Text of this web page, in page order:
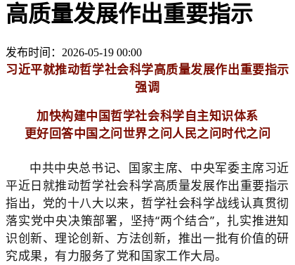
高质量发展作出重要指示
发布时间：2026-05-19 00:00
习近平就推动哲学社会科学高质量发展作出重要指示
强调
加快构建中国哲学社会科学自主知识体系
更好回答中国之问世界之问人民之问时代之问
中共中央总书记、国家主席、中央军委主席习近
平近日就推动哲学社会科学高质量发展作出重要指示
指出，党的十八大以来，哲学社会科学战线认真贯彻
落实党中央决策部署，坚持“两个结合”，扎实推进知
识创新、理论创新、方法创新，推出一批有价值的研
究成果，有力服务了党和国家工作大局。